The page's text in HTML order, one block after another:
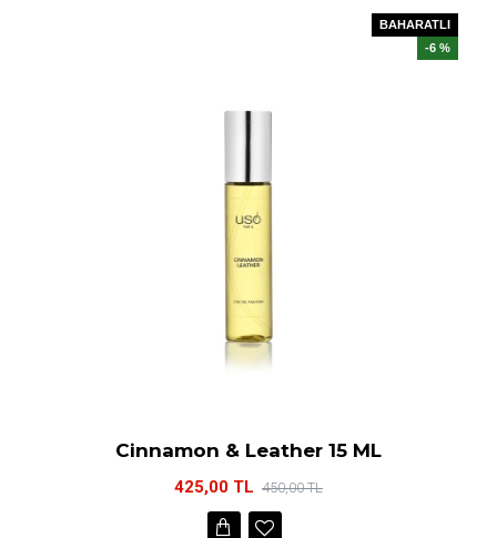
BAHARATLI
-6 %
Cinnamon & Leather 15 ML
425,00 TL 450,00 TL